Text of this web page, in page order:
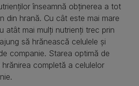
înseamnă obţinerea a tot
din hrană. Cu cât este mai mare
atât mai mulţi nutrienţi trec prin
să hrănească celulele şi
companie. Starea optimă de
completă a celulelor